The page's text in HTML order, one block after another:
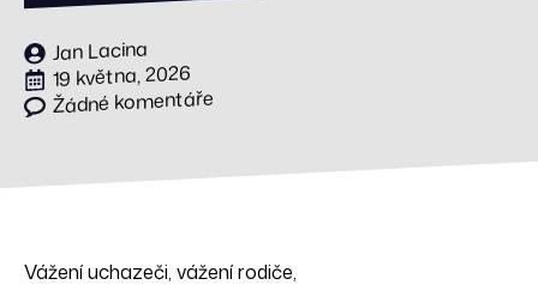
Jan Lacina
19 května, 2026
Žádné komentáře
Vážení uchazeči, vážení rodiče,